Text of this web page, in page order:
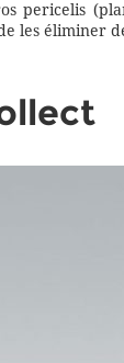
pericelis
les éliminer